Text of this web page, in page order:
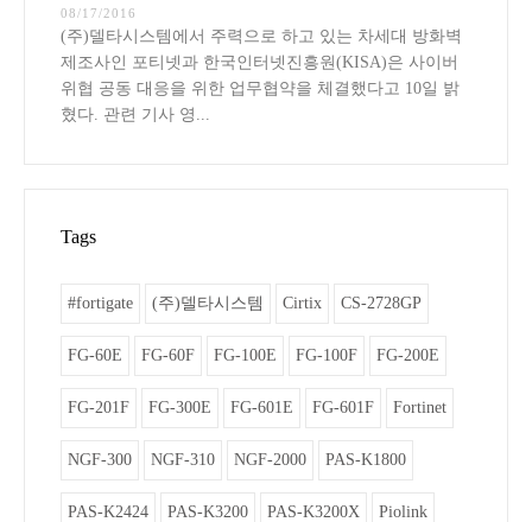
08/17/2016
(주)델타시스템에서 주력으로 하고 있는 차세대 방화벽
제조사인 포티넷과 한국인터넷진흥원(KISA)은 사이버
위협 공동 대응을 위한 업무협약을 체결했다고 10일 밝
혔다. 관련 기사 영...
Tags
#fortigate (주)델타시스템 Cirtix CS-2728GP
FG-60E FG-60F FG-100E FG-100F FG-200E
FG-201F FG-300E FG-601E FG-601F Fortinet
NGF-300 NGF-310 NGF-2000 PAS-K1800
PAS-K2424 PAS-K3200 PAS-K3200X Piolink